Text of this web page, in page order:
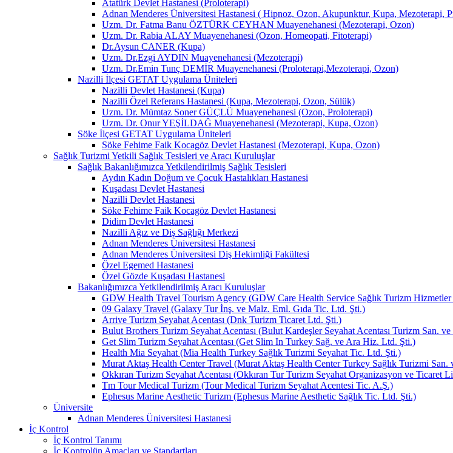
Atatürk Devlet Hastanesi (Proloterapi)
Adnan Menderes Üniversitesi Hastanesi ( Hipnoz, Ozon, Akupunktur, Kupa, Mezoterapi,
Uzm. Dr. Fatma Banu ÖZTÜRK CEYHAN Muayenehanesi (Mezoterapi, Ozon)
Uzm. Dr. Rabia ALAY Muayenehanesi (Ozon, Homeopati, Fitoterapi)
Dr.Aysun CANER (Kupa)
Uzm. Dr.Ezgi AYDIN Muayenehanesi (Mezoterapi)
Uzm. Dr.Emin Tunç DEMİR Muayenehanesi (Proloterapi,Mezoterapi, Ozon)
Nazilli İlçesi GETAT Uygulama Üniteleri
Nazilli Devlet Hastanesi (Kupa)
Nazilli Özel Referans Hastanesi (Kupa, Mezoterapi, Ozon, Sülük)
Uzm. Dr. Mümtaz Soner GÜÇLÜ Muayenehanesi (Ozon, Proloterapi)
Uzm. Dr. Onur YEŞİLDAĞ Muayenehanesi (Mezoterapi, Kupa, Ozon)
Söke İlçesi GETAT Uygulama Üniteleri
Söke Fehime Faik Kocagöz Devlet Hastanesi (Mezoterapi, Kupa, Ozon)
Sağlık Turizmi Yetkili Sağlık Tesisleri ve Aracı Kuruluşlar
Sağlık Bakanlığımızca Yetkilendirilmiş Sağlık Tesisleri
Aydın Kadın Doğum ve Çocuk Hastalıkları Hastanesi
Kuşadası Devlet Hastanesi
Nazilli Devlet Hastanesi
Söke Fehime Faik Kocagöz Devlet Hastanesi
Didim Devlet Hastanesi
Nazilli Ağız ve Diş Sağlığı Merkezi
Adnan Menderes Üniversitesi Hastanesi
Adnan Menderes Üniversitesi Diş Hekimliği Fakültesi
Özel Egemed Hastanesi
Özel Gözde Kuşadası Hastanesi
Bakanlığımızca Yetkilendirilmiş Aracı Kuruluşlar
GDW Health Travel Tourism Agency (GDW Care Health Service Sağlık Turizm
09 Galaxy Travel (Galaxy Tur İnş. ve Malz. Eml. Gıda Tic. Ltd. Şti.)
Arrive Turizm Seyahat Acentası (Dnk Turizm Ticaret Ltd. Şti.)
Bulut Brothers Turizm Seyahat Acentası (Bulut Kardeşler Seyahat Acentası Turizm San.
Get Slim Turizm Seyahat Acentası (Get Slim In Turkey Sağ. ve Ara Hiz. Ltd. Şti.)
Health Mia Seyahat (Mia Health Turkey Sağlık Turizmi Seyahat Tic. Ltd. Şti.)
Murat Aktaş Health Center Travel (Murat Aktaş Health Center Turkey Sağlık Turizmi San.
Okkıran Turizm Seyahat Acentası (Okkıran Tur Turizm Seyahat Organizasyon ve Ticaret
Tm Tour Medical Turizm (Tour Medical Turizm Seyahat Acentesi Tic. A.Ş.)
Ephesus Marine Aesthetic Turizm (Ephesus Marine Aesthetic Sağlık Tic. Ltd. Şti.)
Üniversite
Adnan Menderes Üniversitesi Hastanesi
İç Kontrol
İç Kontrol Tanımı
İç Kontrolün Amaçları ve Standartları